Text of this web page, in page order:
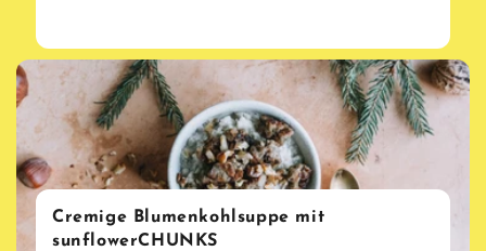
Cremige Blumenkohlsuppe mit
sunflowerCHUNKS